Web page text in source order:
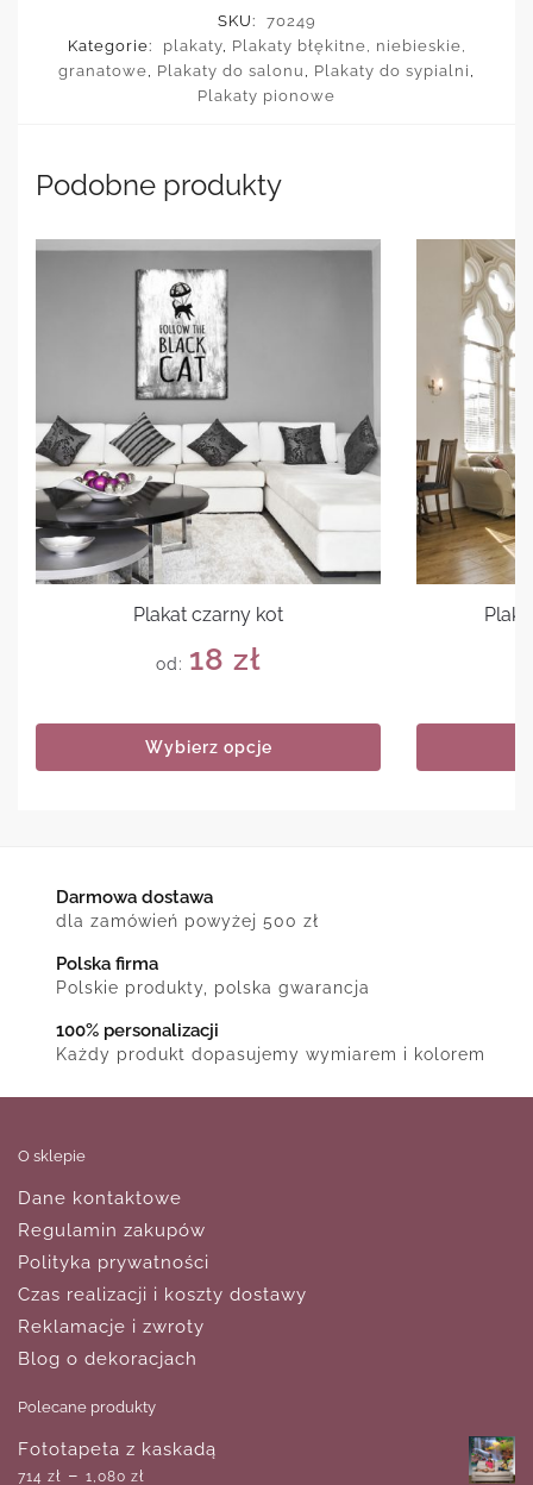
SKU:
70249
Kategorie:
plakaty, Plakaty błękitne, niebieskie,
granatowe
Plakaty do salonu Plakaty do sypialni
Plakaty pionowe
Podobne produkty
Plakat czarny kot
od: 18 zł
Wybierz opcje
Darmowa dostawa
dla zamówień powyżej 500 zł
Polska firma
Polskie produkty, polska gwarancja
100% personalizacji
Każdy produkt dopasujemy wymiarem i kolorem
O sklepie
Dane kontaktowe
Regulamin zakupów
Polityka prywatności
Czas realizacji i koszty dostawy
Reklamacje i zwroty
Blog o dekoracjach
Polecane produkty
Fototapeta z kaskadą
714 zł – 1,080 zł